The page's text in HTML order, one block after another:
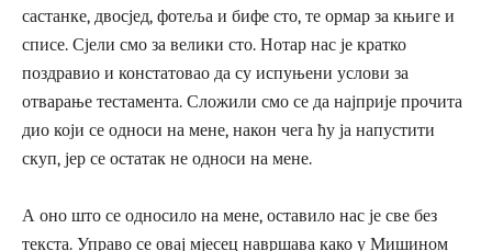
састанке, двосјед, фотеља и бифе сто, те ормар за књиге и
списе. Сјели смо за велики сто. Нотар нас је кратко
поздравио и констатовао да су испуњени услови за
отварање тестамента. Сложили смо се да најприје прочита
дио који се односи на мене, након чега ћу ја напустити
скуп, јер се остатак не односи на мене.
А оно што се односило на мене, оставило нас је све без
текста. Управо се овај мјесец навршава како у Мишином